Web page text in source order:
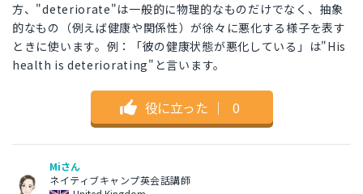
方、"deteriorate"は一般的に物理的なものだけでなく、抽象
的なもの（例えば健康や関係性）が徐々に悪化する様子を表す
ときに使います。例：「彼の健康状態が悪化している」は"His
health is deteriorating"と言います。
役に立った ｜ 0
Miさん
ネイティブキャンプ英会話講師